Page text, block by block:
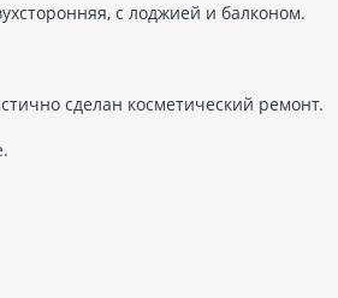
с лоджией и балконом.
сделан косметический ремонт.